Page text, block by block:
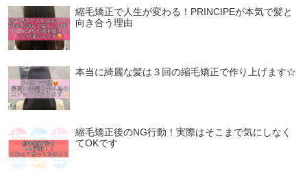
縮毛矯正で人生が変わる！PRINCIPEが本気で髪と
向き合う理由
本当に綺麗な髪は３回の縮毛矯正で作り上げます☆
縮毛矯正後のNG行動！実際はそこまで気にしなく
てOKです